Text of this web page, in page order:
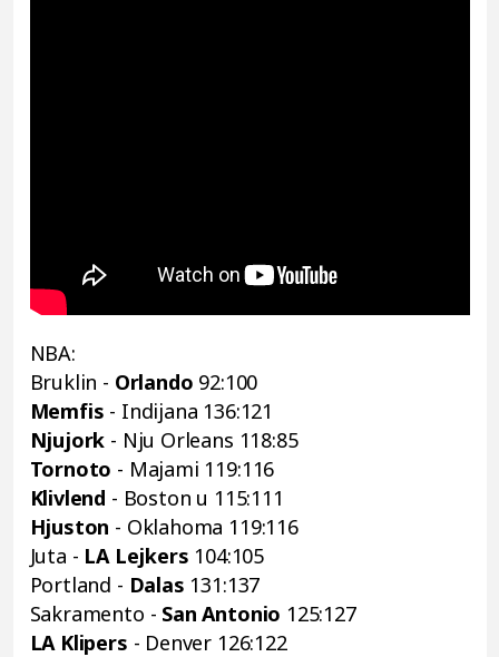
NBA:
Bruklin - Orlando 92:100
Memfis - Indijana 136:121
Njujork - Nju Orleans 118:85
Tornoto - Majami 119:116
Klivlend - Boston u 115:111
Hjuston - Oklahoma 119:116
Juta - LA Lejkers 104:105
Portland - Dalas 131:137
Sakramento - San Antonio 125:127
LA Klipers - Denver 126:122